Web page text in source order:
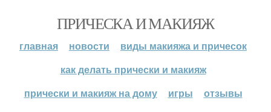
ПРИЧЕСКА И МАКИЯЖ
главная новости
виды макияжа и причесок
как делать прически и макияж
прически и макияж на дому
игры отзывы